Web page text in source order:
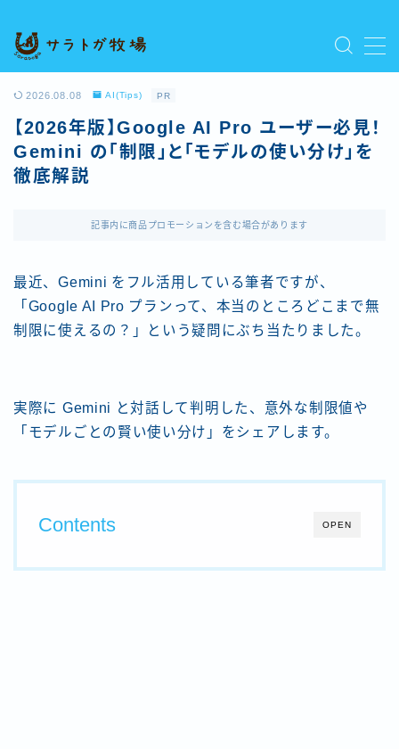
MENU
プライバシーポリシー
利用規約／特定商取引法に基づく表記
新着記事を読む
有料記事の決済完了ページ
2026.08.08 AI(Tips) PR
【2026年版】Google AI Pro ユーザー必見！
Gemini の「制限」と「モデルの使い分け」を
徹底解説
記事内に商品プロモーションを含む場合があります
最近、Gemini をフル活用している筆者ですが、
「Google AI Pro プランって、本当のところどこまで無
制限に使えるの？」という疑問にぶち当たりました。
実際に Gemini と対話して判明した、意外な制限値や
「モデルごとの賢い使い分け」をシェアします。
OPEN
Contents